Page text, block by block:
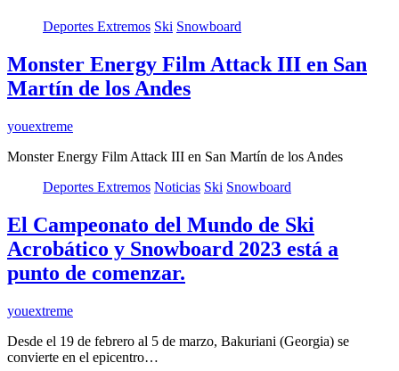
Deportes Extremos Ski Snowboard
Monster Energy Film Attack III en San
Martín de los Andes
youextreme
Monster Energy Film Attack III en San Martín de los Andes
Deportes Extremos Noticias Ski Snowboard
El Campeonato del Mundo de Ski
Acrobático y Snowboard 2023 está a
punto de comenzar.
youextreme
Desde el 19 de febrero al 5 de marzo, Bakuriani (Georgia) se
convierte en el epicentro…